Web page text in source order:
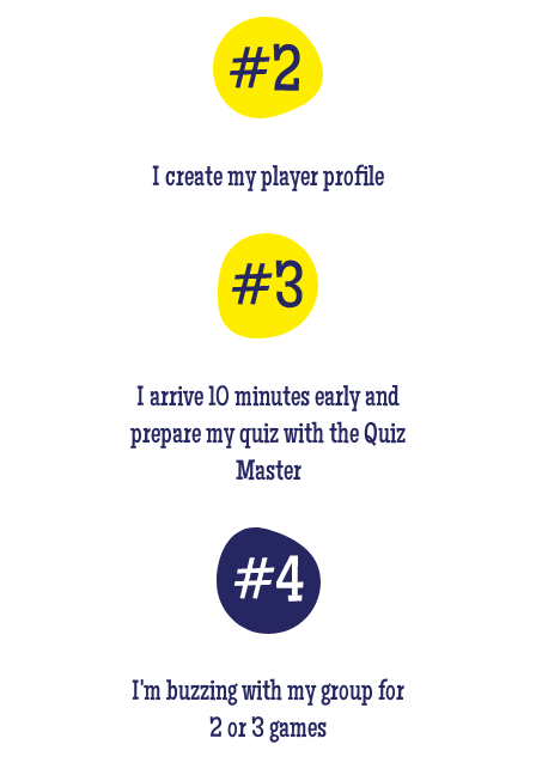
I create my player profile
I arrive 10 minutes early and
prepare my quiz with the Quiz
Master
I'm buzzing with my group for
2 or 3 games